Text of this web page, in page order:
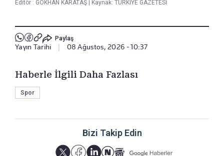
Editör : GÖKHAN KARATAŞ Kaynak: TÜRKİYE GAZETESİ
Paylaş
Yayın Tarihi 08 Ağustos, 2026 - 10:37
Haberle İlgili Daha Fazlası
Spor
Bizi Takip Edin